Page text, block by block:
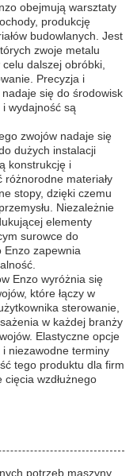
obejmują warsztaty
produkcję
budowlanych. Jest
zwoje metalu
dalszej obróbki,
Precyzja i
się do środowisk
wydajność są
zwojów nadaje się
dużych instalacji
konstrukcję i
różnorodne materiały
stopy, dzięki czemu
Niezależnie
elementy
surowce do
Enzo zapewnia
Enzo wyróżnia się
które łączy w
sterowanie,
w każdej branży
Elastyczne opcje
niezawodne terminy
tego produktu dla firm
wzdłużnego
potrzeb maszyny